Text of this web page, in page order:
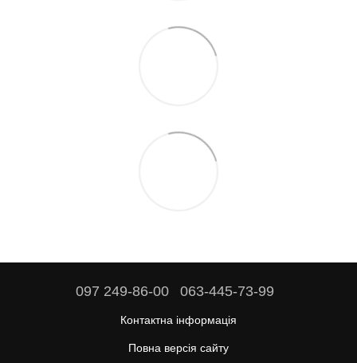
097 249-86-00 063-445-73-99
Контактна інформація
Повна версія сайту